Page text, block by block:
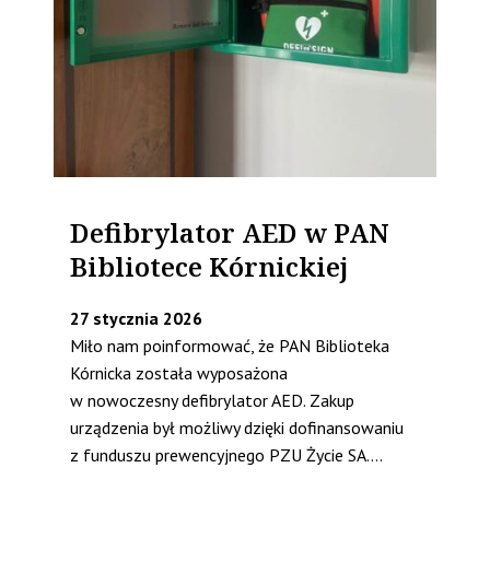
Defibrylator AED w PAN
Bibliotece Kórnickiej
27 stycznia 2026
Miło nam poinformować, że PAN Biblioteka
Kórnicka została wyposażona
w nowoczesny defibrylator AED. Zakup
urządzenia był możliwy dzięki dofinansowaniu
z funduszu prewencyjnego PZU Życie SA....